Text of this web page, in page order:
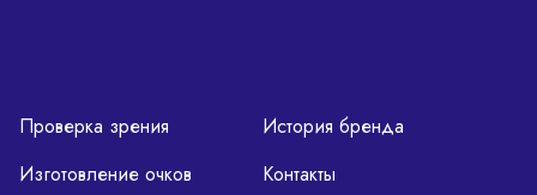
Проверка зрения
Изготовление очков
История бренда
Контакты